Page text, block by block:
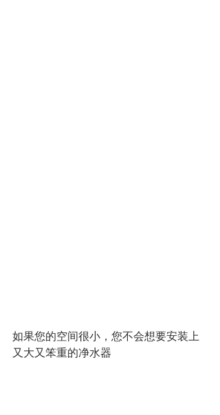
如果您的空间很小，您不会想要安装上
又大又笨重的净水器